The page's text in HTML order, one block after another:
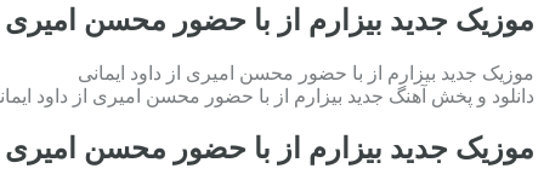
موزیک جدید بیزارم از با حضور محسن امیری
موزیک جدید بیزارم از با حضور محسن امیری از داود ایمانی
دانلود و پخش آهنگ جدید بیزارم از با حضور محسن امیری از داود
موزیک جدید بیزارم از با حضور محسن امیری